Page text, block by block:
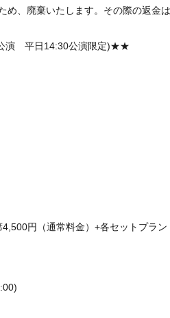
、廃棄いたします。その際の返金
演 平日14:30公演限定)★★
円（通常料金）+各セットプラン